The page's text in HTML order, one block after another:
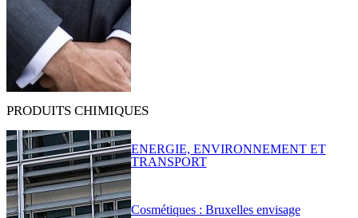
PRODUITS CHIMIQUES
Cosmétiques : Bruxelles envisage
ENERGIE, ENVIRONNEMENT ET
TRANSPORT